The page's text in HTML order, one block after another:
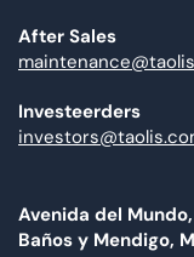
After Sales
Investeerders
Avenida del Mundo,
Baños y Mendigo,